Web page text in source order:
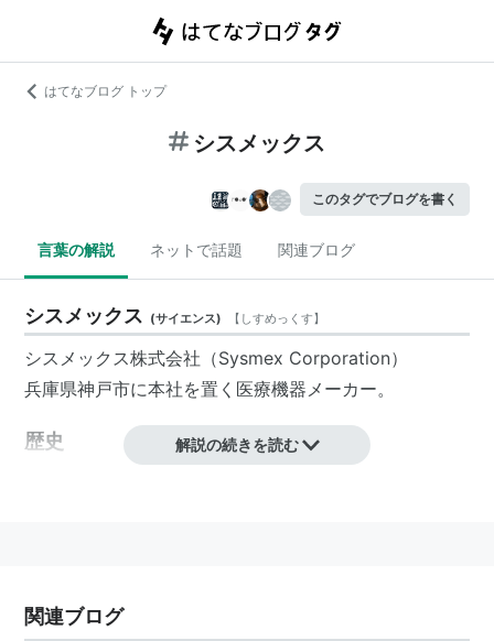
はてなブログ トップ
シスメックス
このタグでブログを書く
言葉の解説 ネットで話題 関連ブログ
シスメックス (サイエンス) 【 しすめっくす】
シスメックス株式会社（Sysmex Corporation）
兵庫県神戸市に本社を置く医療機器メーカー。
歴史
れ、主に血液分析装置の開発を行った。1998年にそれ
までのブランド名を使用し、シスメックス株式会社と社
解説の続きを読む
関連ブログ